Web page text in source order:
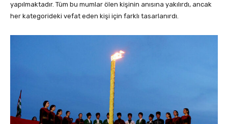
yapılmaktadır. Tüm bu mumlar ölen kişinin anısına yakılırdı, ancak
her kategorideki vefat eden kişi için farklı tasarlanırdı.